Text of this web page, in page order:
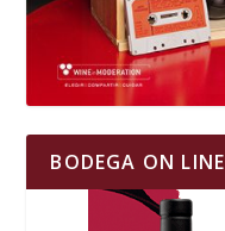
BODEGA ON LINE